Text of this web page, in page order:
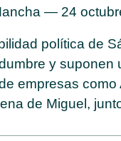
— 24
política de
y suponen
empresas como
de Miguel,